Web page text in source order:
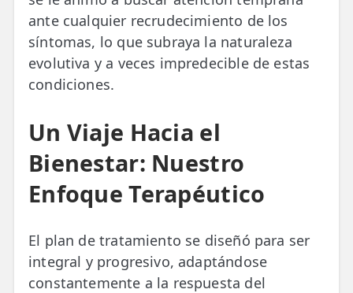
ante cualquier recrudecimiento de los
síntomas, lo que subraya la naturaleza
evolutiva y a veces impredecible de estas
condiciones.
Un Viaje Hacia el
Bienestar: Nuestro
Enfoque Terapéutico
El plan de tratamiento se diseñó para ser
integral y progresivo, adaptándose
constantemente a la respuesta del